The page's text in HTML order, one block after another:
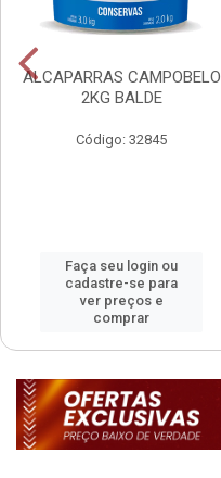
ALCAPARRAS CAMPOBELO
2KG BALDE
Código: 32845
Faça seu login ou
cadastre-se para
ver preços e
comprar